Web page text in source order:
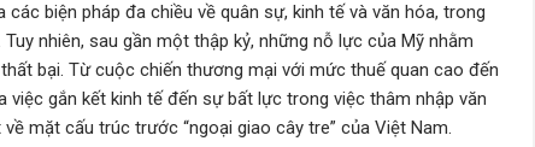
biện pháp đa chiều về quân sự, kinh tế và văn hóa, trong
nhiên, sau gần một thập kỷ, những nỗ lực của Mỹ nhằm
bại. Từ cuộc chiến thương mại với mức thuế quan cao đến
gắn kết kinh tế đến sự bất lực trong việc thâm nhập văn
mặt cấu trúc trước “ngoại giao cây tre” của Việt Nam.